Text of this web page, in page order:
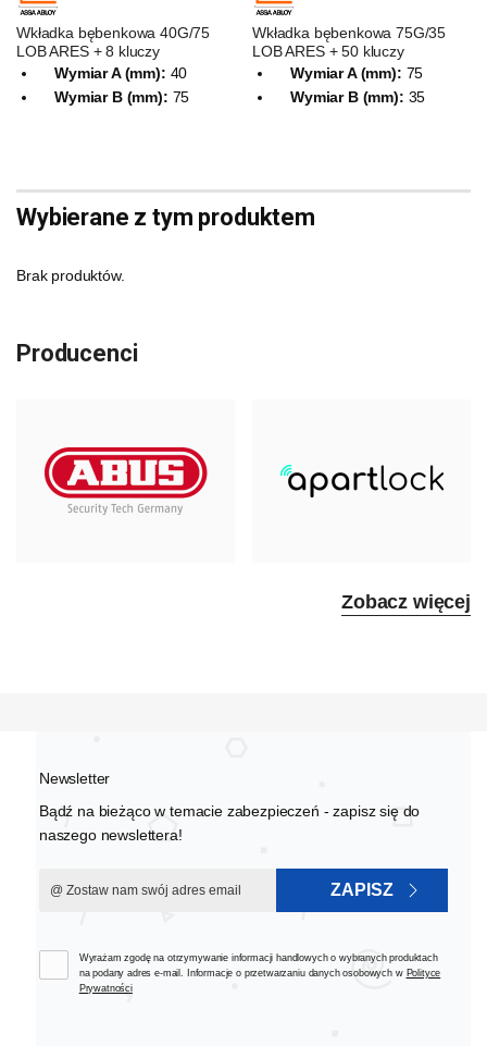
Wkładka bębenkowa 40G/75
LOB ARES + 8 kluczy
Wymiar A (mm): 40
Wymiar B (mm): 75
Wkładka bębenkowa 75G/35
LOB ARES + 50 kluczy
Wymiar A (mm): 75
Wymiar B (mm): 35
Wybierane z tym produktem
Brak produktów.
Producenci
Zobacz więcej
Newsletter
Bądź na bieżąco w temacie zabezpieczeń - zapisz się do
naszego newslettera!
ZAPISZ
Wyrażam zgodę na otrzymywanie informacji handlowych o wybranych produktach
na podany adres e-mail. Informacje o przetwarzaniu danych osobowych w Polityce
Prywatności